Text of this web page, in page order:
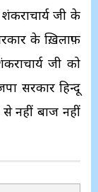
जी के
के ख़िलाफ़
जी को
सरकार हिन्दू
नहीं बाज नहीं